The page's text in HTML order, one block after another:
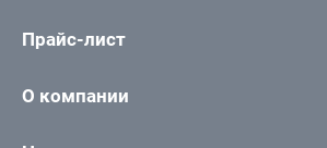
Прайс-лист
О компании